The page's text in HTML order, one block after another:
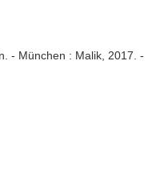
- München : Malik, 2017. -